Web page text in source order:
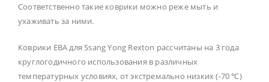
Соответственно такие коврики можно реже мыть и
ухаживать за ними.
Коврики ЕВА для Ssang Yong Rexton рассчитаны на 3 года
круглогодичного использования в различных
температурных условиях, от экстремально низких (-70 ℃)